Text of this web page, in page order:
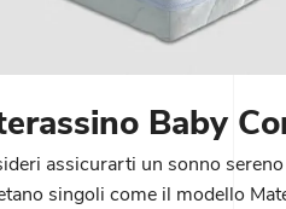
Baby
assicurarti un sonno
singoli come il modello